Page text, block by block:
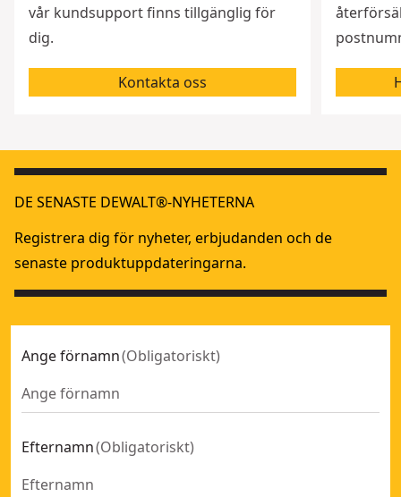
vår kundsupport finns tillgänglig för
dig.
Kontakta oss
DE SENASTE DEWALT®-NYHETERNA
Registrera dig för nyheter, erbjudanden och de
senaste produktuppdateringarna.
Ange förnamn(Obligatoriskt)
Efternamn(Obligatoriskt)